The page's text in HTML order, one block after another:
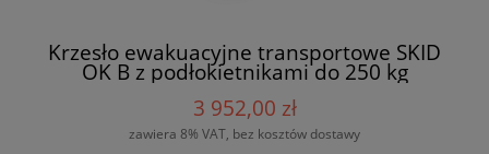
Krzesło ewakuacyjne transportowe SKID
OK B z podłokietnikami do 250 kg
3 952,00 zł
zawiera 8% VAT, bez kosztów dostawy